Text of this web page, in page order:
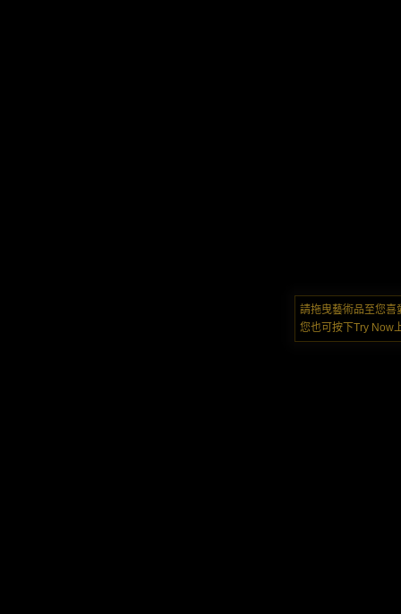
請拖曳藝術品至您喜
您也可按下Try Now